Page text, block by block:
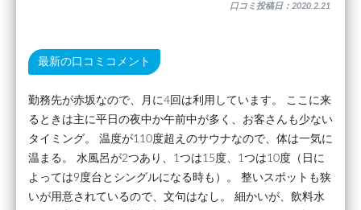
口コミ投稿日：2020.2.21
最新の口コミコメント
勤務先が赤坂なので、月に4回は利用しています。 ここに来
るときは主に平日の夜中か午前中が多く、お客さんも少ない
タイミング。 温度が110度超えのサウナなので、体は一気に
温まる。 水風呂が2つあり、1つは15度、1つは10度（日に
よっては9度台とシングルになる時も）。 整いスポットも狭
いが用意されているので、文句はなし。 細かいが、飲料水